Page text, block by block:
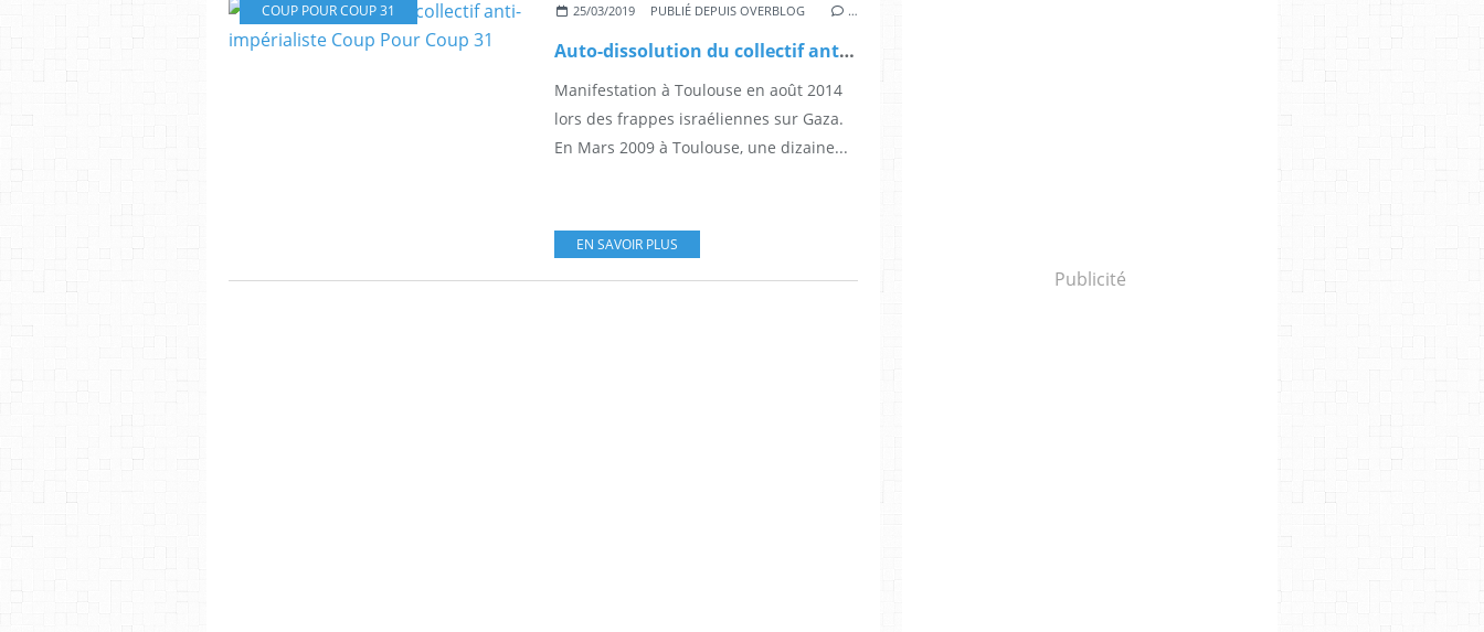
COUP POUR COUP 31 25/03/2019 PUBLIÉ DEPUIS OVERBLOG …
Auto-dissolution du collectif anti-impérialiste Coup Pour Coup 31
Manifestation à Toulouse en août 2014
lors des frappes israéliennes sur Gaza.
En Mars 2009 à Toulouse, une dizaine...
EN SAVOIR PLUS
Publicité